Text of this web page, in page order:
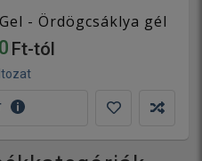
- Ördögcsáklya gél
Ft-tól